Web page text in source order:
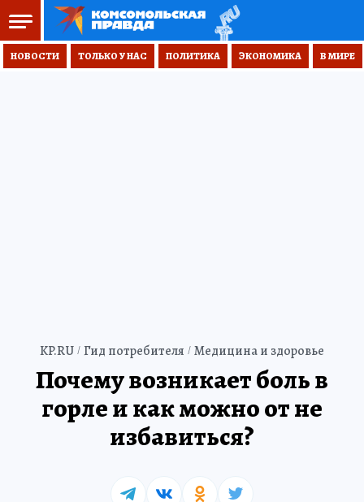
НОВОСТИ ТОЛЬКО У НАС ПОЛИТИКА ЭКОНОМИКА В МИРЕ
KP.RU Гид потребителя Медицина и здоровье
Почему возникает боль в
горле и как можно от не
избавиться?